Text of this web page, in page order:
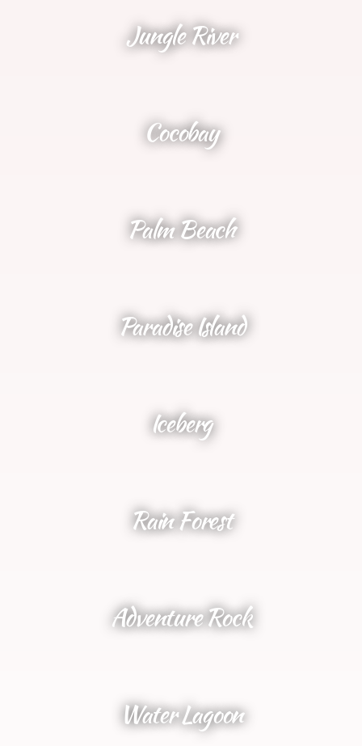
Jungle River
Cocobay
Palm Beach
Paradise Island
Iceberg
Rain Forest
Adventure Rock
Water Lagoon